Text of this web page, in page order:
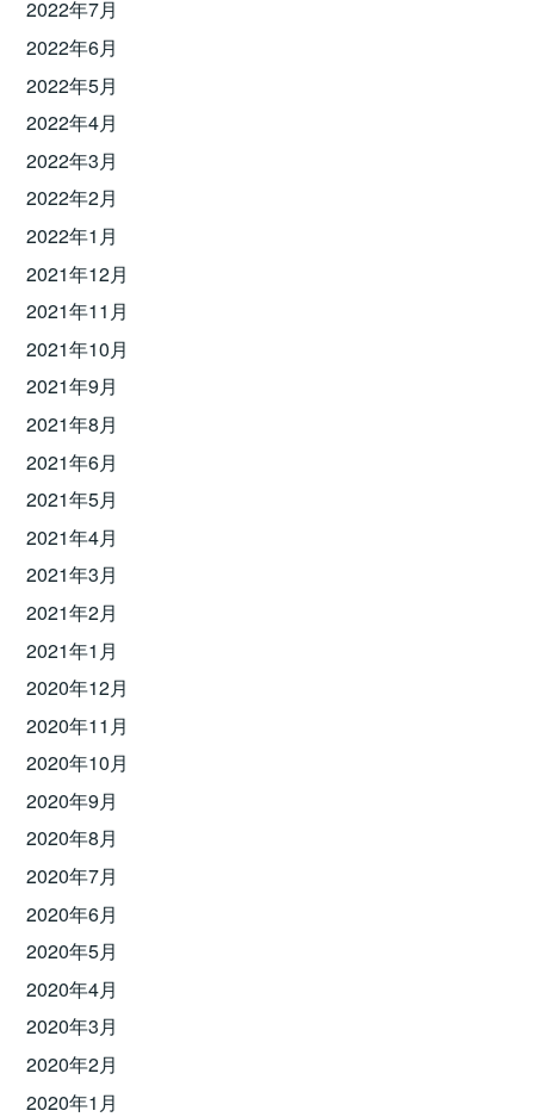
2022年7月
2022年6月
2022年5月
2022年4月
2022年3月
2022年2月
2022年1月
2021年12月
2021年11月
2021年10月
2021年9月
2021年8月
2021年6月
2021年5月
2021年4月
2021年3月
2021年2月
2021年1月
2020年12月
2020年11月
2020年10月
2020年9月
2020年8月
2020年7月
2020年6月
2020年5月
2020年4月
2020年3月
2020年2月
2020年1月